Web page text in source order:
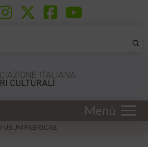
Menù
FABRICAE